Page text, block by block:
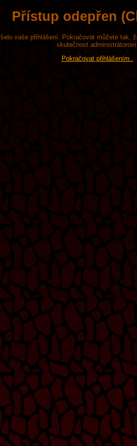
Přístup odepřen
vaše přihlášení. Pokračovat můžete
skutečnost administrátorovi.
Pokračovat přihlášením..